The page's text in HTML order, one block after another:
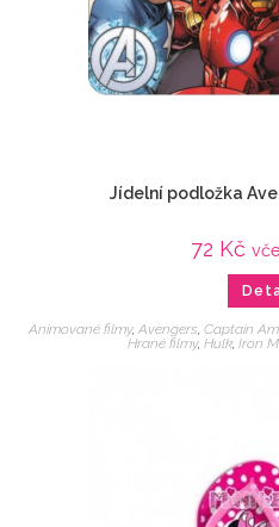
Jídelní podložka
72 Kč
Animované filmy, Avengers, Captain
Hrané filmy, Hulk, Iron